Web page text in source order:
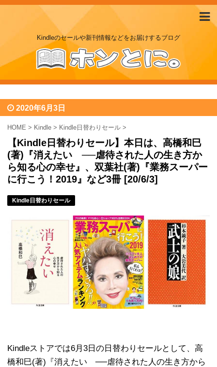
Kindleのセールや新刊情報などをお届けするブログ
2020年6月3日
HOME > Kindle > Kindle日替わりセール >
【Kindle日替わりセール】本日は、高橋和巳
(著)『消えたい ──虐待された人の生き方か
ら知る心の幸せ』、双葉社(著)『業務スーパー
に行こう！2019』など3冊 [20/6/3]
Kindle日替わりセール
Kindleストアでは6月3日の日替わりセールとして、高
橋和巳(著)『消えたい ──虐待された人の生き方から